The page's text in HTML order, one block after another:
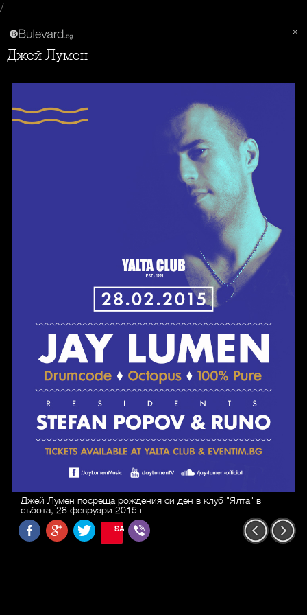
/
Джей Лумен
Джей Лумен посреща рождения си ден в клуб "Ялта" в
събота, 28 февруари 2015 г.
SAVE